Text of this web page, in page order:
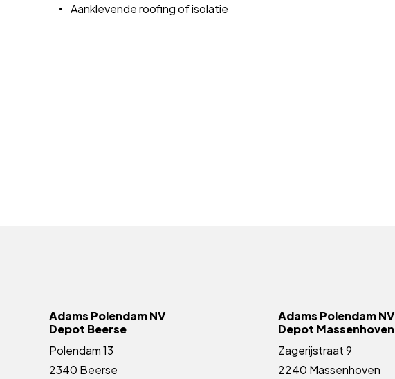
Aanklevende roofing of isolatie
Adams Polendam NV
Depot Beerse
Polendam 13
2340 Beerse
Adams Polendam NV
Depot Massenhoven
Zagerijstraat 9
2240 Massenhoven